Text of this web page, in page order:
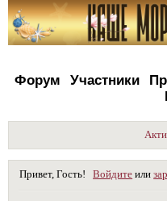
Форум Участники
Привет, Гость! Войдите или